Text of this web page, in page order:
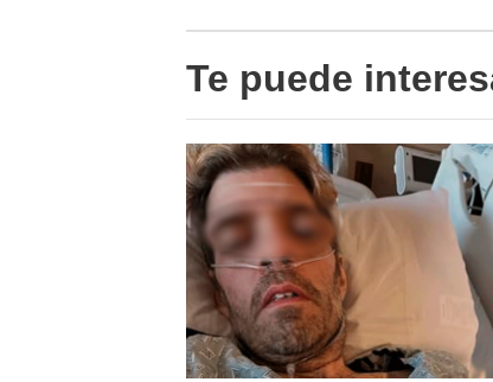
Te puede